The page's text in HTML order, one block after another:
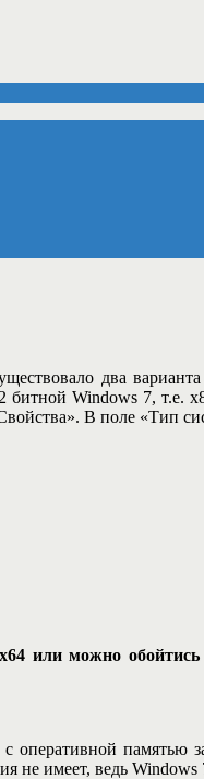
два
битной Windows 7, т.е.
В поле «Тип
или можно обойтись
оперативной памятью
не имеет, ведь